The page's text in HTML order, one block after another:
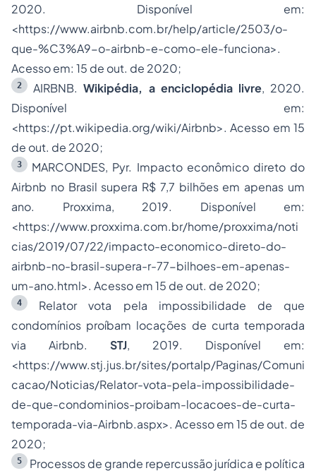
2020. Disponível em:
<https://www.airbnb.com.br/help/article/2503/o-
que-%C3%A9-o-airbnb-e-como-ele-funciona>.
Acesso em: 15 de out. de 2020;
2 AIRBNB.Wikipédia, a enciclopédia livre, 2020.
Disponível em:
<https://pt.wikipedia.org/wiki/Airbnb>. Acesso em 15
de out. de 2020;
3
MARCONDES, Pyr. Impacto econômico direto do
Airbnb no Brasil supera R$ 7,7 bilhões em apenas um
ano. Proxxima, 2019. Disponível em:
<https://www.proxxima.com.br/home/proxxima/noti
cias/2019/07/22/impacto-economico-direto-do-
airbnb-no-brasil-supera-r-77-bilhoes-em-apenas-
um-ano.html>. Acesso em 15 de out. de 2020;
4
Relator vota pela impossibilidade de que
condomínios proíbam locações de curta temporada
via Airbnb. STJ, 2019. Disponível em:
<https://www.stj.jus.br/sites/portalp/Paginas/Comuni
cacao/Noticias/Relator-vota-pela-impossibilidade-
de-que-condominios-proibam-locacoes-de-curta-
temporada-via-Airbnb.aspx>. Acesso em 15 de out. de
2020;
5
Processos de grande repercussão jurídica e política